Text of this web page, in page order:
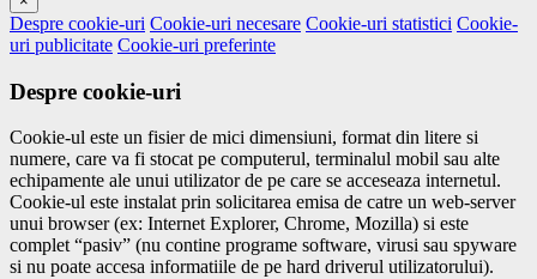
Despre cookie-uri Cookie-uri necesare Cookie-uri statistici Cookie-
uri publicitate Cookie-uri preferinte
Despre cookie-uri
Cookie-ul este un fisier de mici dimensiuni, format din litere si
numere, care va fi stocat pe computerul, terminalul mobil sau alte
echipamente ale unui utilizator de pe care se acceseaza internetul.
Cookie-ul este instalat prin solicitarea emisa de catre un web-server
unui browser (ex: Internet Explorer, Chrome, Mozilla) si este
complet “pasiv” (nu contine programe software, virusi sau spyware
si nu poate accesa informatiile de pe hard driverul utilizatorului).